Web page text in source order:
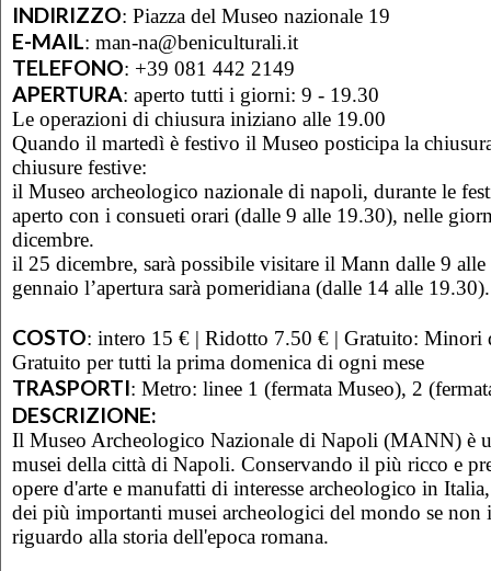
INDIRIZZO: Piazza del Museo nazionale 19
E-MAIL: man-na@beniculturali.it
TELEFONO: +39 081 442 2149
APERTURA: aperto tutti i giorni: 9 - 19.30
Le operazioni di chiusura iniziano alle 19.00
Quando il martedì è festivo il Museo posticipa la
chiusure festive:
il Museo archeologico nazionale di napoli, durante le
aperto con i consueti orari (dalle 9 alle 19.30), nelle
dicembre.
il 25 dicembre, sarà possibile visitare il Mann dalle 9
gennaio l’apertura sarà pomeridiana (dalle 14 alle 19.30).
COSTO: intero 15 € | Ridotto 7.50 € | Gratuito: Minori
Gratuito per tutti la prima domenica di ogni mese
TRASPORTI: Metro: linee 1 (fermata Museo), 2
DESCRIZIONE:
Il Museo Archeologico Nazionale di Napoli (MANN) è
musei della città di Napoli. Conservando il più ricco e
opere d'arte e manufatti di interesse archeologico in
dei più importanti musei archeologici del mondo se non
riguardo alla storia dell'epoca romana.